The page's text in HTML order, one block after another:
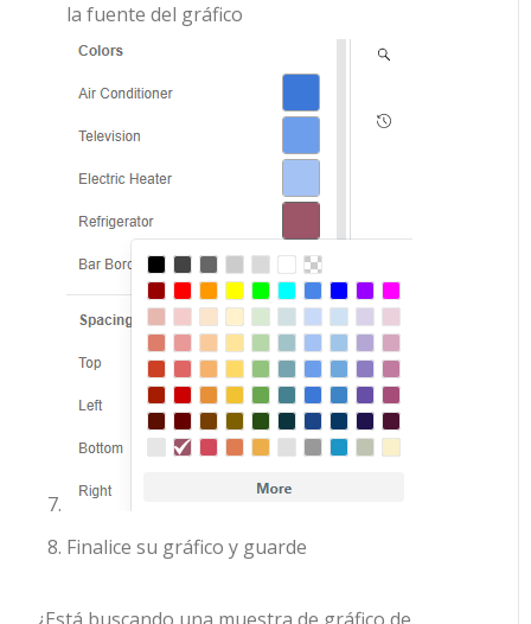
la fuente del gráfico
Finalice su gráfico y guarde